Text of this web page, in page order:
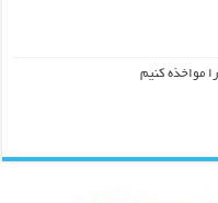
مواخذه کنیم